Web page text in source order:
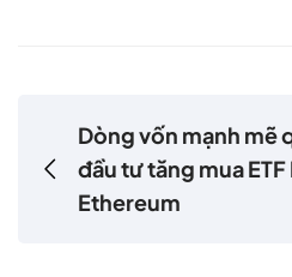
Dòng vốn mạnh mẽ
đầu tư tăng mua
Ethereum